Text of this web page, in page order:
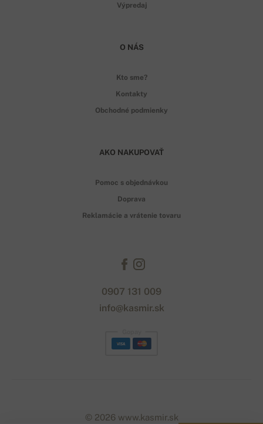
Výpredaj
O NÁS
Kto sme?
Kontakty
Obchodné podmienky
AKO NAKUPOVAŤ
Pomoc s objednávkou
Doprava
Reklamácie a vrátenie tovaru
0907 131 009
info@kasmir.sk
© 2026 www.kasmir.sk